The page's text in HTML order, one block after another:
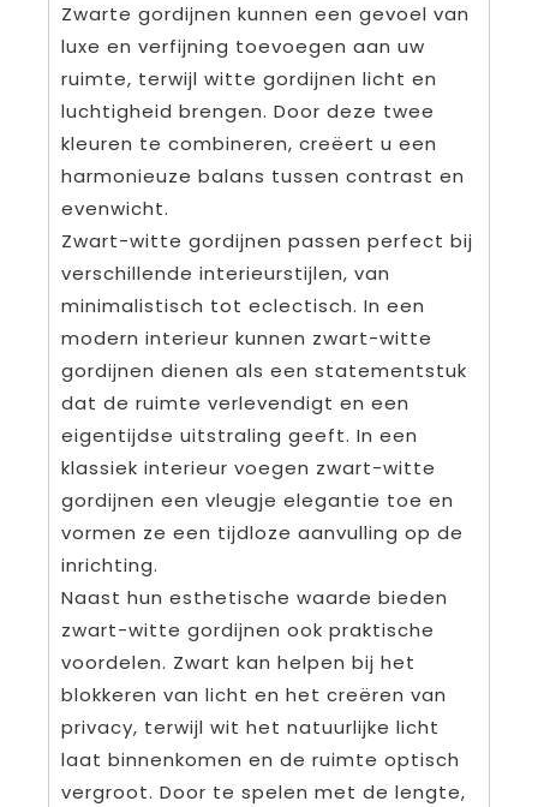
Zwarte gordijnen kunnen een gevoel van
luxe en verfijning toevoegen aan uw
ruimte, terwijl witte gordijnen licht en
luchtigheid brengen. Door deze twee
kleuren te combineren, creëert u een
harmonieuze balans tussen contrast en
evenwicht.
Zwart-witte gordijnen passen perfect bij
verschillende interieurstijlen, van
minimalistisch tot eclectisch. In een
modern interieur kunnen zwart-witte
gordijnen dienen als een statementstuk
dat de ruimte verlevendigt en een
eigentijdse uitstraling geeft. In een
klassiek interieur voegen zwart-witte
gordijnen een vleugje elegantie toe en
vormen ze een tijdloze aanvulling op de
inrichting.
Naast hun esthetische waarde bieden
zwart-witte gordijnen ook praktische
voordelen. Zwart kan helpen bij het
blokkeren van licht en het creëren van
privacy, terwijl wit het natuurlijke licht
laat binnenkomen en de ruimte optisch
vergroot. Door te spelen met de lengte,